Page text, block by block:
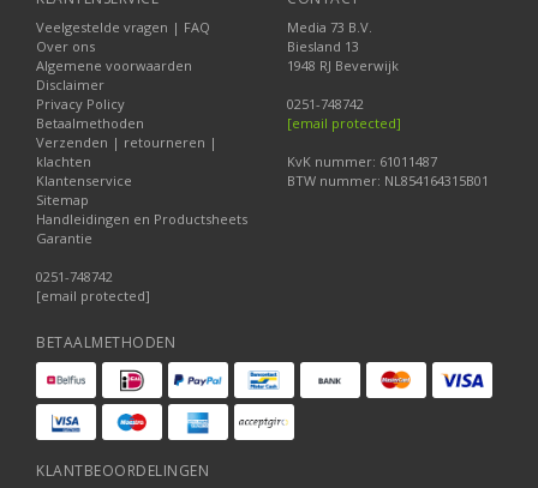
Veelgestelde vragen | FAQ
Over ons
Algemene voorwaarden
Disclaimer
Privacy Policy
Betaalmethoden
Verzenden | retourneren |
klachten
Klantenservice
Sitemap
Handleidingen en Productsheets
Garantie
0251-748742
[email protected]
Media 73 B.V.
Biesland 13
1948 RJ Beverwijk
0251-748742
[email protected]
KvK nummer: 61011487
BTW nummer: NL854164315B01
BETAALMETHODEN
KLANTBEOORDELINGEN